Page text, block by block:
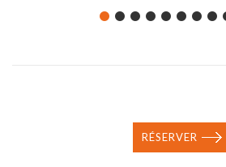
RÉSERVER